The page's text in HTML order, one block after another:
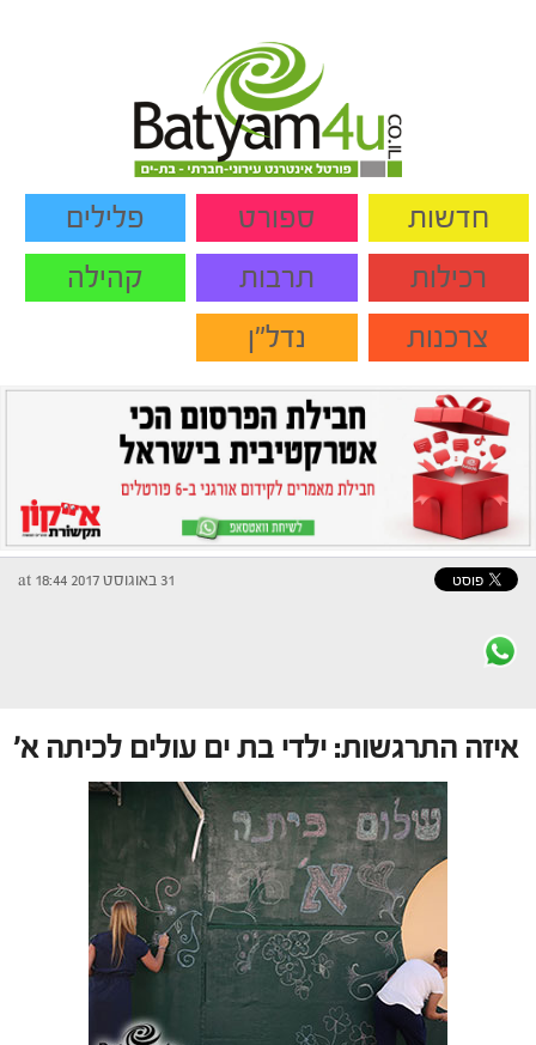
חדשות ספורט
פלילים
רכילות
תרבות
קהילה
צרכנות
נדל"ן
31 באוגוסט 2017 at 18:44
איזה התרגשות: ילדי בת ים עולים לכיתה א'